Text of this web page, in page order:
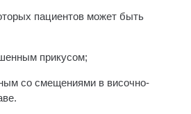
пациентов может быть
прикусом;
со смещениями в височно-